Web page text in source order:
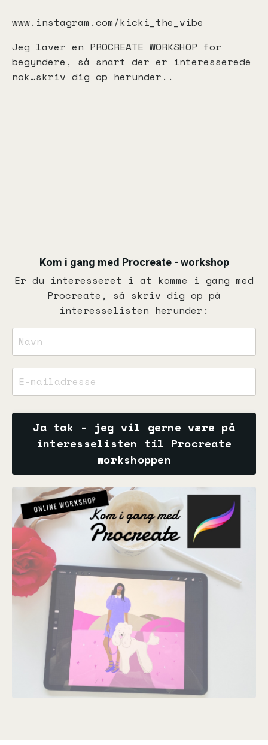
www.instagram.com/kicki_the_vibe
Jeg laver en PROCREATE WORKSHOP for
begyndere, så snart der er interesserede
nok…skriv dig op herunder..
Kom i gang med Procreate - workshop
Er du interesseret i at komme i gang med
Procreate, så skriv dig op på
interesselisten herunder:
Ja tak - jeg vil gerne være på
interesselisten til Procreate
workshoppen